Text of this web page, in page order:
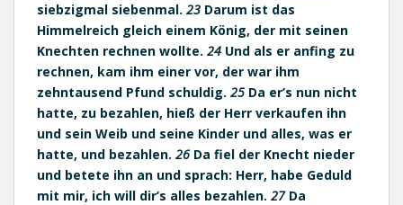
siebzigmal siebenmal. 23 Darum ist das
Himmelreich gleich einem König, der mit seinen
Knechten rechnen wollte. 24 Und als er anfing zu
rechnen, kam ihm einer vor, der war ihm
zehntausend Pfund schuldig. 25 Da er’s nun nicht
hatte, zu bezahlen, hieß der Herr verkaufen ihn
und sein Weib und seine Kinder und alles, was er
hatte, und bezahlen. 26 Da fiel der Knecht nieder
und betete ihn an und sprach: Herr, habe Geduld
mit mir, ich will dir’s alles bezahlen. 27Da